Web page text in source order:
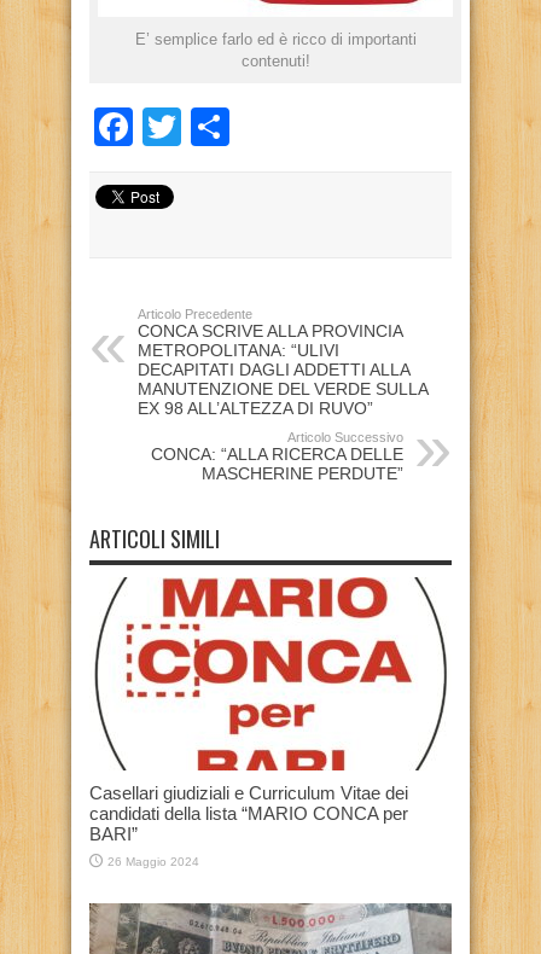
E’ semplice farlo ed è ricco di importanti
contenuti!
Facebook
Twitter
Articolo Precedente
CONCA SCRIVE ALLA PROVINCIA
METROPOLITANA: “ULIVI
DECAPITATI DAGLI ADDETTI ALLA
MANUTENZIONE DEL VERDE SULLA
EX 98 ALL’ALTEZZA DI RUVO”
Articolo Successivo
CONCA: “ALLA RICERCA DELLE
MASCHERINE PERDUTE”
ARTICOLI SIMILI
Casellari giudiziali e Curriculum Vitae dei
candidati della lista “MARIO CONCA per
BARI”
26 Maggio 2024